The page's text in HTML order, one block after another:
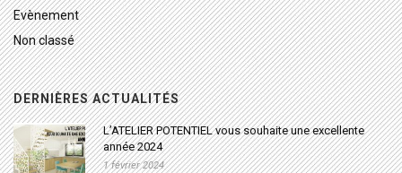
Evènement
Non classé
DERNIÈRES ACTUALITÉS
L’ATELIER POTENTIEL vous souhaite une excellente
année 2024
1 février 2024